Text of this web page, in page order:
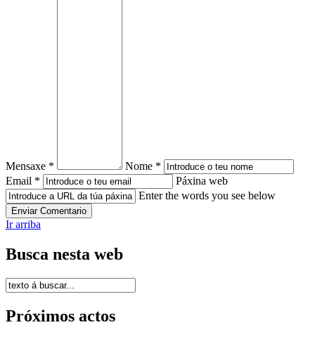
Mensaxe *
Nome *
Email *
Páxina web
Enter the words you see below
Ir arriba
Busca nesta web
Próximos actos